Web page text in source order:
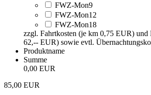
FWZ-Mon9
FWZ-Mon12
FWZ-Mon18
zzgl. Fahrtkosten (je km 0,75 EUR) und
62,-- EUR) sowie evtl.
Produktname
Summe
0,00 EUR
85,00 EUR